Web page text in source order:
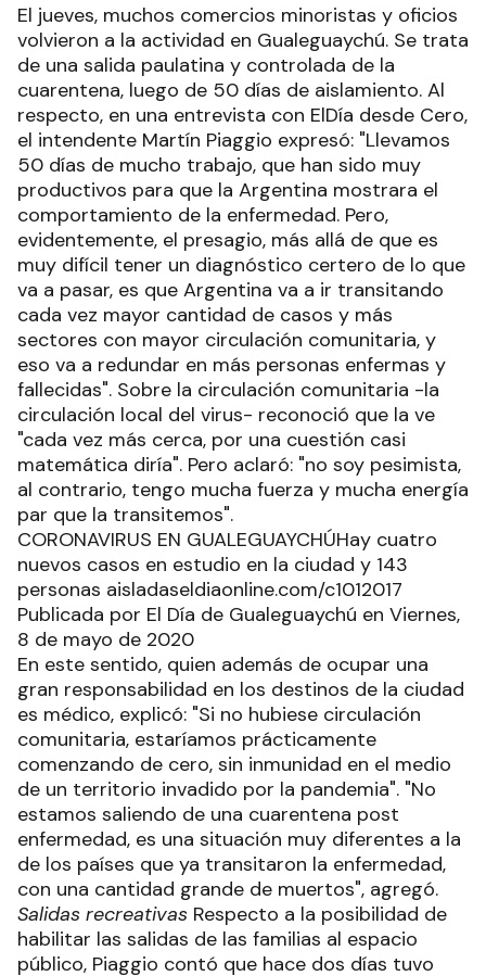
El jueves, muchos comercios minoristas y oficios
volvieron a la actividad en Gualeguaychú. Se trata
de una salida paulatina y controlada de la
cuarentena, luego de 50 días de aislamiento. Al
respecto, en una entrevista con ElDía desde Cero,
el intendente Martín Piaggio expresó: "Llevamos
50 días de mucho trabajo, que han sido muy
productivos para que la Argentina mostrara el
comportamiento de la enfermedad. Pero,
evidentemente, el presagio, más allá de que es
muy difícil tener un diagnóstico certero de lo que
va a pasar, es que Argentina va a ir transitando
cada vez mayor cantidad de casos y más
sectores con mayor circulación comunitaria, y
eso va a redundar en más personas enfermas y
fallecidas". Sobre la circulación comunitaria -la
circulación local del virus- reconoció que la ve
"cada vez más cerca, por una cuestión casi
matemática diría". Pero aclaró: "no soy pesimista,
al contrario, tengo mucha fuerza y mucha energía
par que la transitemos".
CORONAVIRUS EN GUALEGUAYCHÚHay cuatro
nuevos casos en estudio en la ciudad y 143
personas aisladaseldiaonline.com/c1012017
Publicada por El Día de Gualeguaychú en Viernes,
8 de mayo de 2020
En este sentido, quien además de ocupar una
gran responsabilidad en los destinos de la ciudad
es médico, explicó: "Si no hubiese circulación
comunitaria, estaríamos prácticamente
comenzando de cero, sin inmunidad en el medio
de un territorio invadido por la pandemia". "No
estamos saliendo de una cuarentena post
enfermedad, es una situación muy diferentes a la
de los países que ya transitaron la enfermedad,
con una cantidad grande de muertos", agregó.
Salidas recreativas Respecto a la posibilidad de
habilitar las salidas de las familias al espacio
público, Piaggio contó que hace dos días tuvo